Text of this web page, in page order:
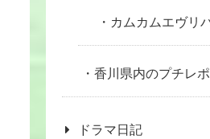
カムカムエヴリ
香川県内のプチレポ
ドラマ日記